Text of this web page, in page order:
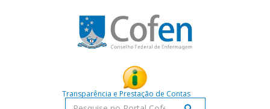
Transparência e Prestação de Contas
Pesquisar